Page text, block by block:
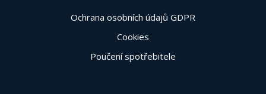
Ochrana osobních údajů GDPR
Cookies
Poučení spotřebitele